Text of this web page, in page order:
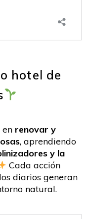
hotel de
en renovar y
, aprendiendo
y la
Cada acción
diarios generan
natural.